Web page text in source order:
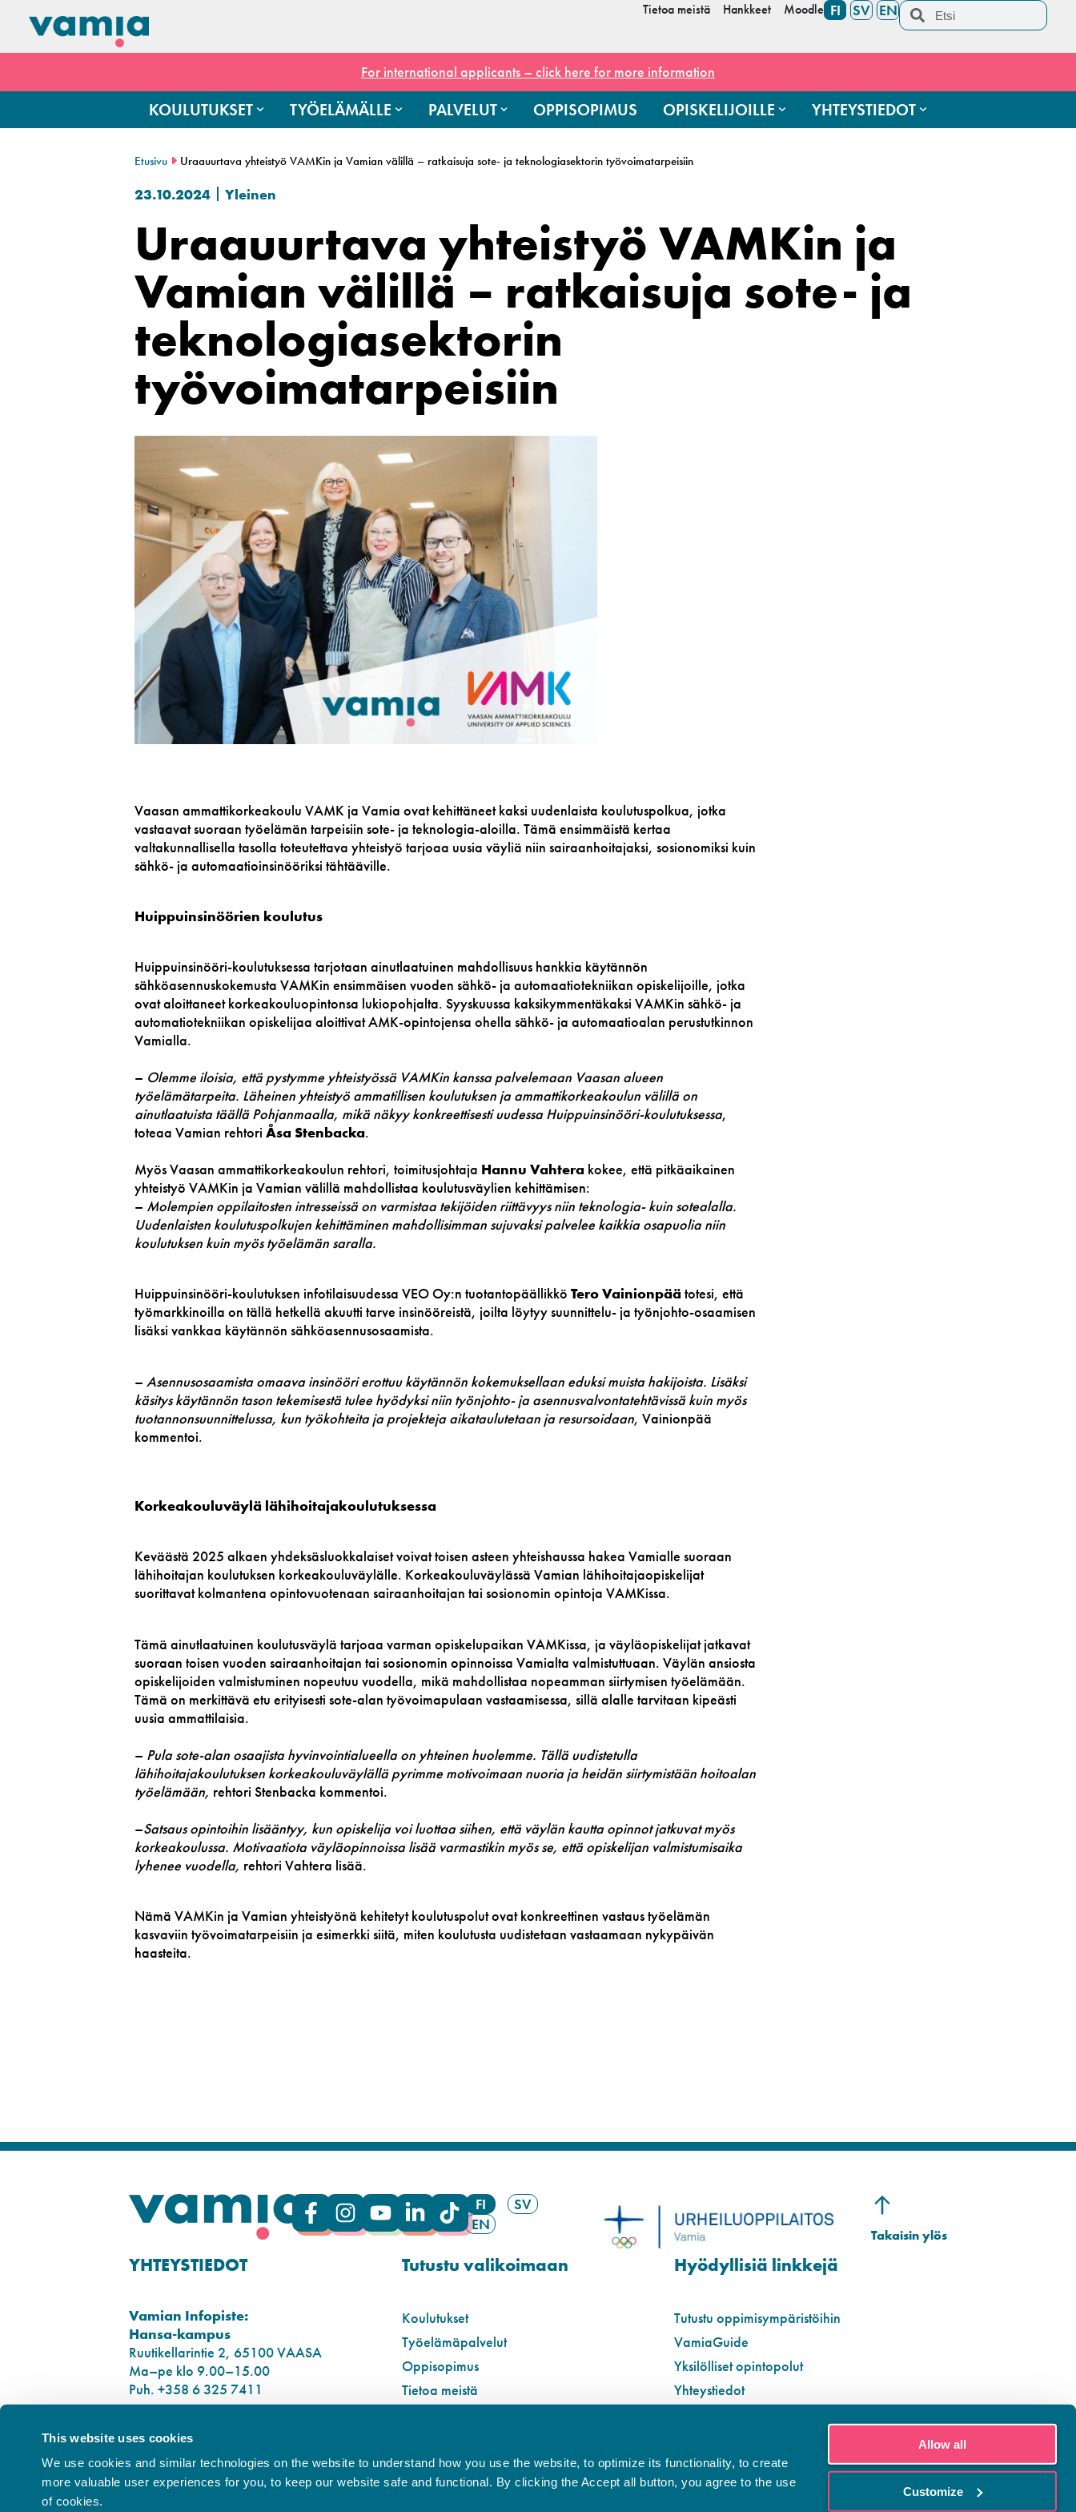
This website uses cookies
We use cookies and similar technologies on the website to understand how you use the website, to optimize its functionality, to create
more valuable user experiences for you, to keep our website safe and functional. By clicking the Accept all button, you agree to the use
of cookies.
Allow all
Customize
Tietoa meistä Hankkeet Moodle FI SV EN
For international applicants – click here for more information
KOULUTUKSET TYÖELÄMÄLLE PALVELUT OPPISOPIMUS OPISKELIJOILLE YHTEYSTIEDOT
Etusivu Uraauurtava yhteistyö VAMKin ja Vamian välillä – ratkaisuja sote- ja teknologiasektorin työvoimatarpeisiin
23.10.2024 Yleinen
Uraauurtava yhteistyö VAMKin ja
Vamian välillä – ratkaisuja sote- ja
teknologiasektorin
työvoimatarpeisiin
Vaasan ammattikorkeakoulu VAMK ja Vamia ovat kehittäneet kaksi uudenlaista koulutuspolkua, jotka
vastaavat suoraan työelämän tarpeisiin sote- ja teknologia-aloilla. Tämä ensimmäistä kertaa
valtakunnallisella tasolla toteutettava yhteistyö tarjoaa uusia väyliä niin sairaanhoitajaksi, sosionomiksi kuin
sähkö- ja automaatioinsinööriksi tähtääville.
Huippuinsinöörien koulutus
Huippuinsinööri-koulutuksessa tarjotaan ainutlaatuinen mahdollisuus hankkia käytännön
sähköasennuskokemusta VAMKin ensimmäisen vuoden sähkö- ja automaatiotekniikan opiskelijoille, jotka
ovat aloittaneet korkeakouluopintonsa lukiopohjalta. Syyskuussa kaksikymmentäkaksi VAMKin sähkö- ja
automatiotekniikan opiskelijaa aloittivat AMK-opintojensa ohella sähkö- ja automaatioalan perustutkinnon
Vamialla.
– Olemme iloisia, että pystymme yhteistyössä VAMKin kanssa palvelemaan Vaasan alueen
työelämätarpeita. Läheinen yhteistyö ammatillisen koulutuksen ja ammattikorkeakoulun välillä on
ainutlaatuista täällä Pohjanmaalla, mikä näkyy konkreettisesti uudessa Huippuinsinööri-koulutuksessa,
toteaa Vamian rehtori Åsa Stenbacka.
Myös Vaasan ammattikorkeakoulun rehtori, toimitusjohtaja Hannu Vahtera kokee, että pitkäaikainen
yhteistyö VAMKin ja Vamian välillä mahdollistaa koulutusväylien kehittämisen:
– Molempien oppilaitosten intresseissä on varmistaa tekijöiden riittävyys niin teknologia- kuin sotealalla.
Uudenlaisten koulutuspolkujen kehittäminen mahdollisimman sujuvaksi palvelee kaikkia osapuolia niin
koulutuksen kuin myös työelämän saralla.
Huippuinsinööri-koulutuksen infotilaisuudessa VEO Oy:n tuotantopäällikkö Tero Vainionpäätotesi, että
työmarkkinoilla on tällä hetkellä akuutti tarve insinööreistä, joilta löytyy suunnittelu- ja työnjohto-osaamisen
lisäksi vankkaa käytännön sähköasennusosaamista.
– Asennusosaamista omaava insinööri erottuu käytännön kokemuksellaan eduksi muista hakijoista. Lisäksi
käsitys käytännön tason tekemisestä tulee hyödyksi niin työnjohto- ja asennusvalvontatehtävissä kuin myös
tuotannonsuunnittelussa, kun työkohteita ja projekteja aikataulutetaan ja resursoidaan, Vainionpää
kommentoi.
Korkeakouluväylä lähihoitajakoulutuksessa
Keväästä 2025 alkaen yhdeksäsluokkalaiset voivat toisen asteen yhteishaussa hakea Vamialle suoraan
lähihoitajan koulutuksen korkeakouluväylälle. Korkeakouluväylässä Vamian lähihoitajaopiskelijat
suorittavat kolmantena opintovuotenaan sairaanhoitajan tai sosionomin opintoja VAMKissa.
Tämä ainutlaatuinen koulutusväylä tarjoaa varman opiskelupaikan VAMKissa, ja väyläopiskelijat jatkavat
suoraan toisen vuoden sairaanhoitajan tai sosionomin opinnoissa Vamialta valmistuttuaan. Väylän ansiosta
opiskelijoiden valmistuminen nopeutuu vuodella, mikä mahdollistaa nopeamman siirtymisen työelämään.
Tämä on merkittävä etu erityisesti sote-alan työvoimapulaan vastaamisessa, sillä alalle tarvitaan kipeästi
uusia ammattilaisia.
– Pula sote-alan osaajista hyvinvointialueella on yhteinen huolemme. Tällä uudistetulla
lähihoitajakoulutuksen korkeakouluväylällä pyrimme motivoimaan nuoria ja heidän siirtymistään hoitoalan
työelämään, rehtori Stenbacka kommentoi.
–Satsaus opintoihin lisääntyy, kun opiskelija voi luottaa siihen, että väylän kautta opinnot jatkuvat myös
korkeakoulussa. Motivaatiota väyläopinnoissa lisää varmastikin myös se, että opiskelijan valmistumisaika
lyhenee vuodella, rehtori Vahtera lisää.
Nämä VAMKin ja Vamian yhteistyönä kehitetyt koulutuspolut ovat konkreettinen vastaus työelämän
kasvaviin työvoimatarpeisiin ja esimerkki siitä, miten koulutusta uudistetaan vastaamaan nykypäivän
haasteita.
FI
SV
EN
YHTEYSTIEDOT
Vamian Infopiste:
Hansa-kampus
Ruutikellarintie 2, 65100 VAASA
Ma–pe klo 9.00–15.00
Puh. +358 6 325 7411
Sepänkyläntie 16, 65100 VAASA
Tietosuoja
Rekisteriseloste
Tutustu valikoimaan
Koulutukset
Työelämäpalvelut
Oppisopimus
Tietoa meistä
Hyödyllisiä linkkejä
Tutustu oppimisympäristöihin
VamiaGuide
Yksilölliset opintopolut
Yhteystiedot